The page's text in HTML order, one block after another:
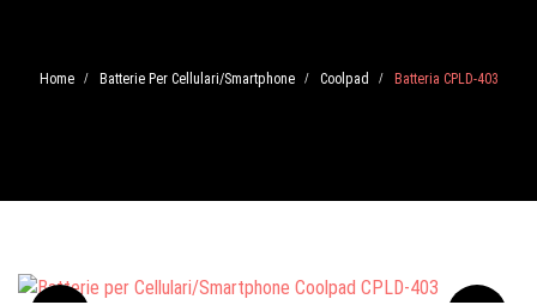
Home / Batterie Per Cellulari/Smartphone / Coolpad / Batteria CPLD-403